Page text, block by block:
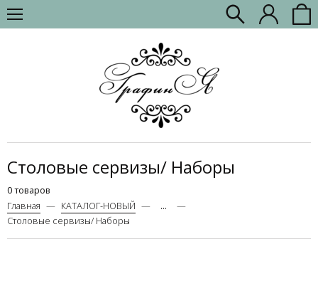
Столовые сервизы/ Наборы
0 товаров
Главная
КАТАЛОГ-НОВЫЙ
...
Столовые сервизы/ Наборы